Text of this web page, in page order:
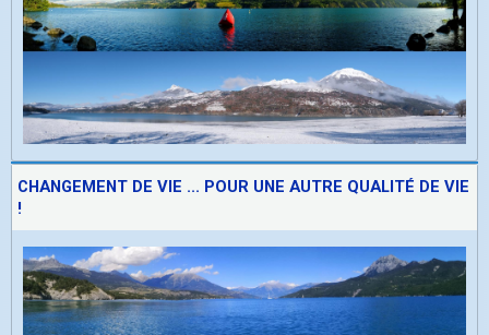
CHANGEMENT DE VIE ... POUR UNE AUTRE QUALITÉ DE VIE
!